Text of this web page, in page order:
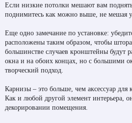
Если низкие потолки мешают вам
поднимитесь как можно выше, не мешая
Еще одно замечание по установке:
расположены таким образом, чтобы
большинстве случаев кронштейны будут
окна и на обоих концах, но с большими
творческий подход.
Карнизы – это больше, чем аксессуар
Как и любой другой элемент интерьера,
декорировании помещения.